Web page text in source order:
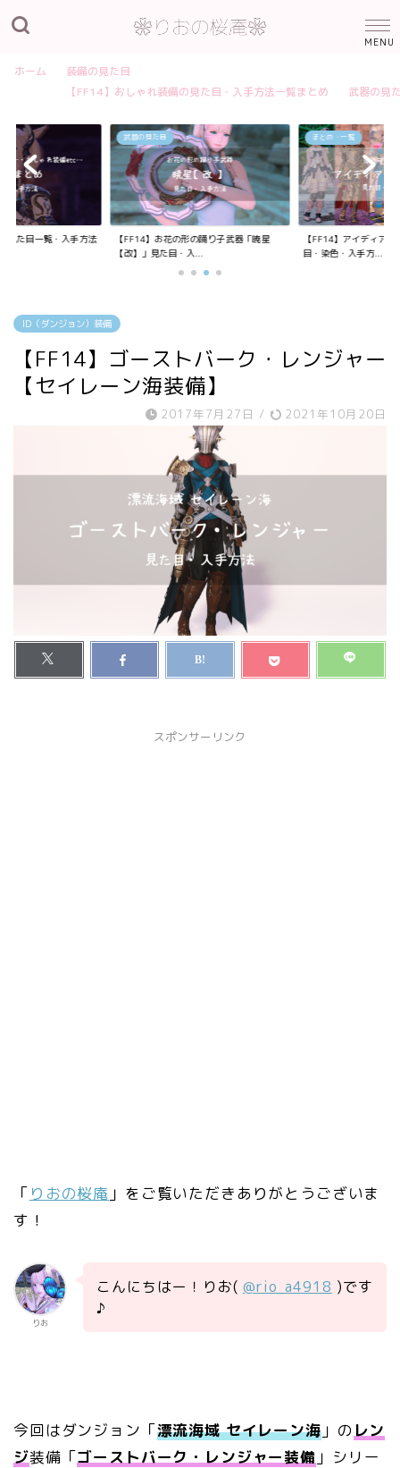
ホーム
装備の見た目
【FF14】おしゃれ装備の見た目・入手方法一覧まとめ
武器の見
見た目一覧・入手方法
武器の見た目
【FF14】お花の形の踊り子武器「暁星
【改】」見た目・入...
まとめ・一覧
【FF14】アイディア
目・染色・入手方...
ID（ダンジョン）装備
【FF14】ゴーストバーク・レンジャー
【セイレーン海装備】
2017年7月27日 / 2021年10月20日
スポンサーリンク
「 りおの桜庵 」をご覧いただきありがとうございま
す！
りお
こんにちはー！りお( @rio_a4918 )です
♪
今回はダンジョン「漂流海域 セイレーン海」の レン
ジ装備「ゴーストバーク・レンジャー装備 」シリー